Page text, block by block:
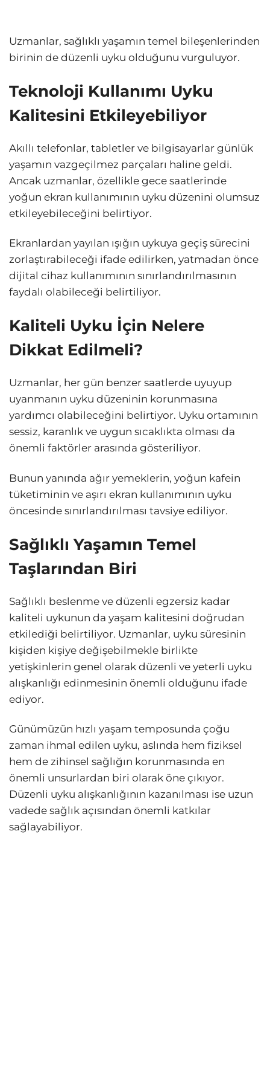
Uzmanlar, sağlıklı yaşamın temel bileşenlerinden
birinin de düzenli uyku olduğunu vurguluyor.
Teknoloji Kullanımı Uyku
Kalitesini Etkileyebiliyor
Akıllı telefonlar, tabletler ve bilgisayarlar günlük
yaşamın vazgeçilmez parçaları haline geldi.
Ancak uzmanlar, özellikle gece saatlerinde
yoğun ekran kullanımının uyku düzenini olumsuz
etkileyebileceğini belirtiyor.
Ekranlardan yayılan ışığın uykuya geçiş sürecini
zorlaştırabileceği ifade edilirken, yatmadan önce
dijital cihaz kullanımının sınırlandırılmasının
faydalı olabileceği belirtiliyor.
Kaliteli Uyku İçin Nelere
Dikkat Edilmeli?
Uzmanlar, her gün benzer saatlerde uyuyup
uyanmanın uyku düzeninin korunmasına
yardımcı olabileceğini belirtiyor. Uyku ortamının
sessiz, karanlık ve uygun sıcaklıkta olması da
önemli faktörler arasında gösteriliyor.
Bunun yanında ağır yemeklerin, yoğun kafein
tüketiminin ve aşırı ekran kullanımının uyku
öncesinde sınırlandırılması tavsiye ediliyor.
Sağlıklı Yaşamın Temel
Taşlarından Biri
Sağlıklı beslenme ve düzenli egzersiz kadar
kaliteli uykunun da yaşam kalitesini doğrudan
etkilediği belirtiliyor. Uzmanlar, uyku süresinin
kişiden kişiye değişebilmekle birlikte
yetişkinlerin genel olarak düzenli ve yeterli uyku
alışkanlığı edinmesinin önemli olduğunu ifade
ediyor.
Günümüzün hızlı yaşam temposunda çoğu
zaman ihmal edilen uyku, aslında hem fiziksel
hem de zihinsel sağlığın korunmasında en
önemli unsurlardan biri olarak öne çıkıyor.
Düzenli uyku alışkanlığının kazanılması ise uzun
vadede sağlık açısından önemli katkılar
sağlayabiliyor.